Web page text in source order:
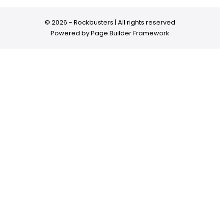
© 2026 - Rockbusters | All rights reserved
Powered byPage Builder Framework